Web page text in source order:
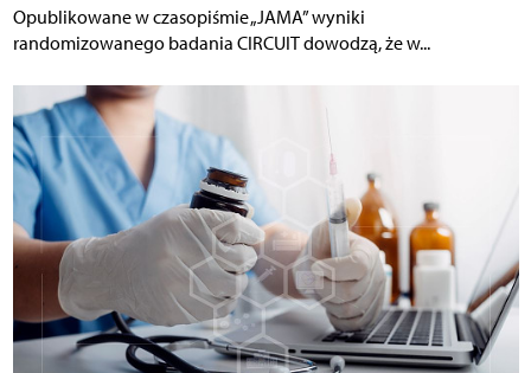
Opublikowane w czasopiśmie „JAMA” wyniki
randomizowanego badania CIRCUIT dowodzą, że w...